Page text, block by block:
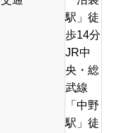
駅」徒
歩14分
JR中
央・総
武線
「中野
駅」徒